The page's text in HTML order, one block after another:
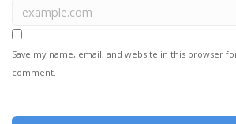
Save my name, email, and website in this browser
comment.